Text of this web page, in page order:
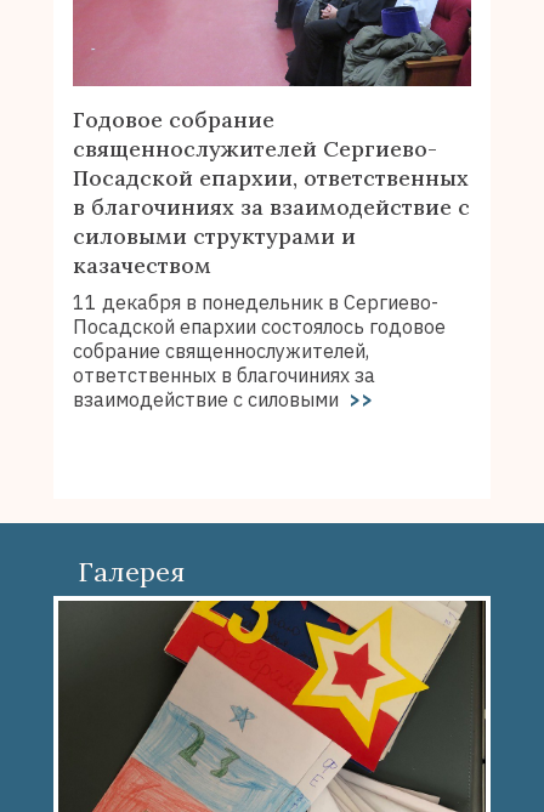
Годовое собрание
священнослужителей Сергиево-
Посадской епархии, ответственных
в благочиниях за взаимодействие с
силовыми структурами и
казачеством
11 декабря в понедельник в Сергиево-
Посадской епархии состоялось годовое
собрание священнослужителей,
ответственных в благочиниях за
взаимодействие с силовыми >>
Галерея